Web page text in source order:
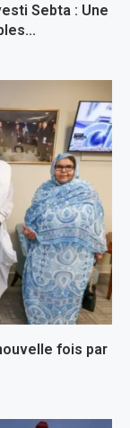
Sebta : Une
fois par